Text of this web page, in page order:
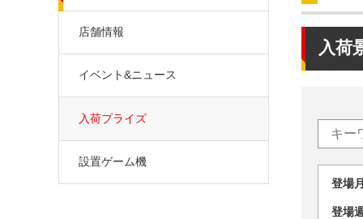
入荷
登
登
店舗情報
イベント&ニュース
入荷プライズ
設置ゲーム機